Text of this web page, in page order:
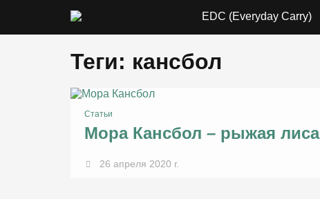
EDC (Everyday Carry)
Теги: кансбол
Статьи
Мора Кансбол – рыжая лиса
26 апреля 2020 г.